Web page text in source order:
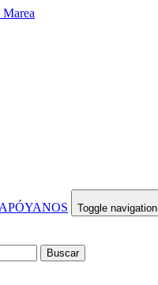
APÓYANOS Toggle navigation